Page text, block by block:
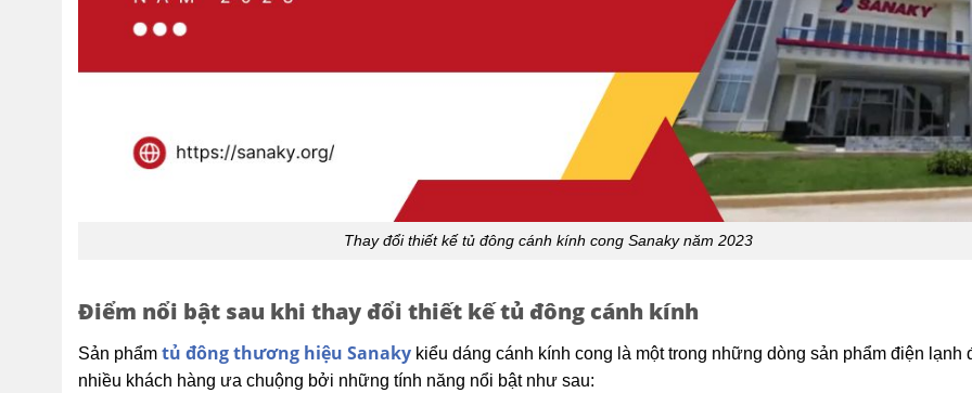
Thay đổi thiết kế tủ đông cánh kính cong Sanaky năm 2023
Điểm nổi bật sau khi thay đổi thiết kế tủ đông cánh kính
Sản phẩm tủ đông thương hiệu Sanaky kiểu dáng cánh kính cong là một trong những dòng sản phẩm điện lạnh
nhiều khách hàng ưa chuộng bởi những tính năng nổi bật như sau: